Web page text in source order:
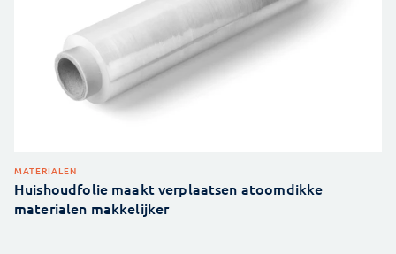
MATERIALEN
Huishoudfolie maakt verplaatsen atoomdikke
materialen makkelijker